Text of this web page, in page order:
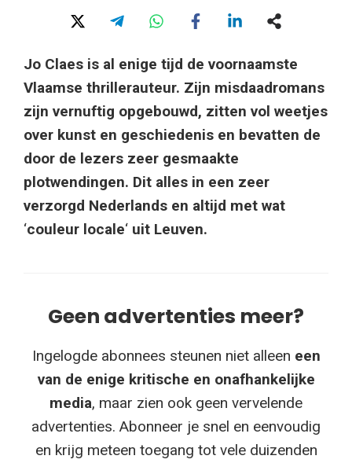
Jo Claes is al enige tijd de voornaamste
Vlaamse thrillerauteur. Zijn misdaadromans
zijn vernuftig opgebouwd, zitten vol weetjes
over kunst en geschiedenis en bevatten de
door de lezers zeer gesmaakte
plotwendingen. Dit alles in een zeer
verzorgd Nederlands en altijd met wat
‘couleur locale‘ uit Leuven.
Geen advertenties meer?
Ingelogde abonnees steunen niet alleen een
van de enige kritische en onafhankelijke
media, maar zien ook geen vervelende
advertenties. Abonneer je snel en eenvoudig
en krijg meteen toegang tot vele duizenden